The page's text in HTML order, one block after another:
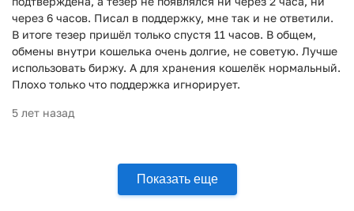
через 6 часов. Писал в поддержку, мне так и не ответили.
В итоге тезер пришёл только спустя 11 часов. В общем,
обмены внутри кошелька очень долгие, не советую. Лучше
использовать биржу. А для хранения кошелёк нормальный.
Плохо только что поддержка игнорирует.
5 лет назад
Показать еще